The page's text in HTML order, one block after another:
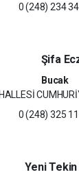
0 (248) 234
Şifa
Bucak
0 (248) 325
Yeni